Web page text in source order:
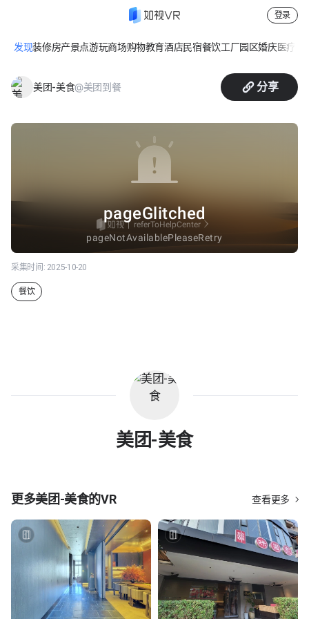
登录
发现装修房产景点游玩商场购物教育酒店民宿餐饮工厂园区婚庆医疗
上和有喜·温州家烧
美团-美食@美团到餐 分享
采集时间: 2025-10-20
餐饮
美团-美食
更多美团-美食的VR 查看更多